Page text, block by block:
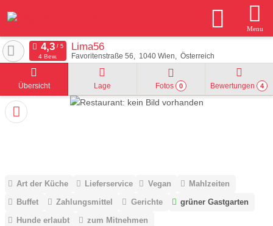
Menu
Lima56
Favoritenstraße 56 1040 Wien Österreich
4 Bew.
Übersicht Lage Fotos 0 Bewertungen 4
Art der Küche Lieferservice Vegan
Mahlzeiten
Buffet
Zahlungsmittel Gerichte
grüner Gastgarten
Hunde erlaubt
zum Mitnehmen